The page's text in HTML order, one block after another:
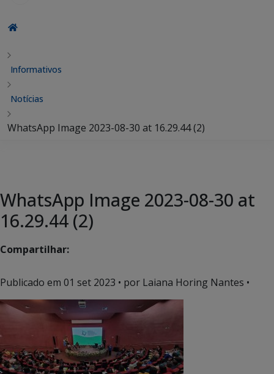
Informativos
Notícias
WhatsApp Image 2023-08-30 at 16.29.44 (2)
WhatsApp Image 2023-08-30 at
16.29.44 (2)
Compartilhar:
Publicado em 01 set 2023 • por Laiana Horing Nantes •